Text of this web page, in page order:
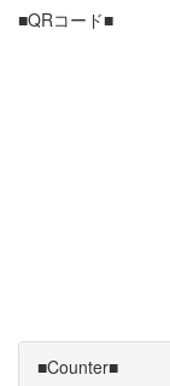
■QRコード■
■Counter■